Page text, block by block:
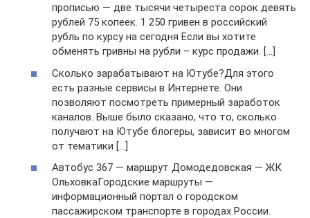
прописью — две тысячи четыреста сорок девять
рублей 75 копеек. 1 250 гривен в российский
рубль по курсу на сегодня Если вы хотите
обменять гривны на рубли – курс продажи. […]
Сколько зарабатывают на Ютубе?Для этого
есть разные сервисы в Интернете. Они
позволяют посмотреть примерный заработок
каналов. Выше было сказано, что то, сколько
получают на Ютубе блогеры, зависит во многом
от тематики […]
Автобус 367 — маршрут Домодедовская — ЖК
ОльховкаГородские маршруты —
информационный портал о городском
пассажирском транспорте в городах России.